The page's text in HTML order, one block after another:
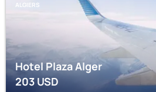
ALGIERS
Hotel Plaza Alger
203USD